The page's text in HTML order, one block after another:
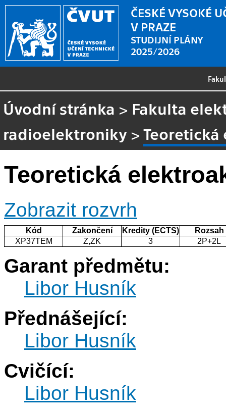
ČESKÉ VYSOKÉ
V PRAZE
STUDIJNÍ PLÁNY
2025/2026
Úvodní stránka > Fakulta
radioelektroniky >
Teoretická
Zobrazit rozvrh
Kód Zakončení Kredity (ECTS)
Rozsah
XP37TEM
Z,ZK 3 2P+2L
Garant předmětu:
Libor Husník
Přednášející:
Libor Husník
Cvičící:
Libor Husník